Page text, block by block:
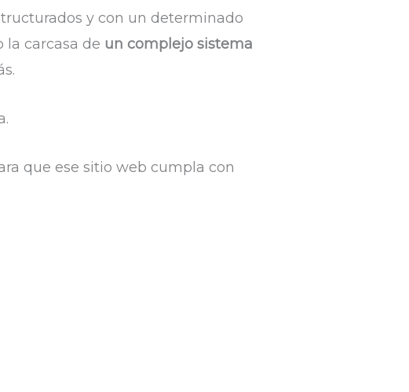
y con un determinado
la carcasa de un complejo sistema
que ese sitio web cumpla con